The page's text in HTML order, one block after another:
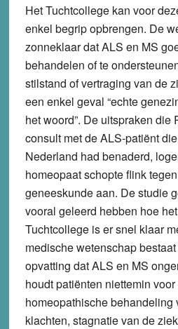
Het Tuchtcollege kan voor
enkel begrip opbrengen. De
zonneklaar dat ALS en MS
behandelen of te
stilstand of vertraging van de
een enkel geval “echte
het woord”. De uitspraken die
consult met de ALS-patiënt
Nederland had benaderd,
homeopaat schopte flink
geneeskunde aan. De studie
vooral geleerd hebben hoe het
Tuchtcollege is er snel klaar
medische wetenschap
opvatting dat ALS en MS
houdt patiënten niettemin
homeopathische behandeling
klachten, stagnatie van de